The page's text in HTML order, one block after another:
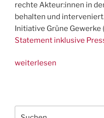
rechte Akteur:innen in
behalten und
Initiative Grüne Gewerke
Statement inklusive
„Updates
Bäuer:innenprotesten“
weiterlesen